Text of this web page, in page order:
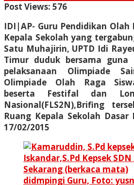
Post Views: 576
IDI|AP- Guru Pendidikan Olah
Kepala Sekolah yang
Satu Muhajirin, UPTD Idi
Timur duduk bersama guna
pelaksanaan Olimpiade
Olimpiade Olah Raga
beserta Festifal dan
Nasional(FLS2N),Brifing
Ruang Kepala Sekolah
17/02/2015